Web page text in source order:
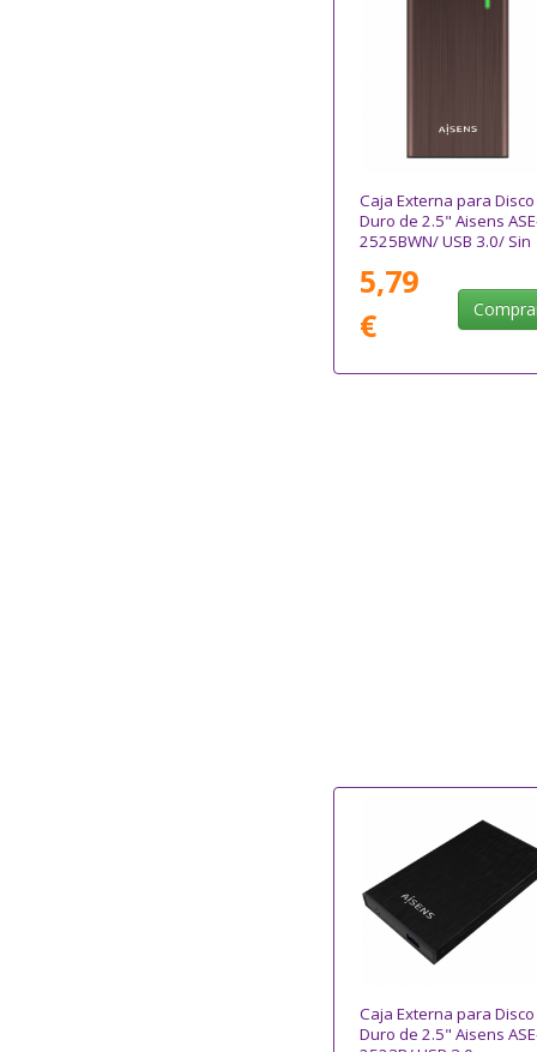
Caja Externa para Disco
Duro de 2.5" Aisens
2525BWN/ USB 3.0/ Sin
5,79
€
Caja Externa para Disco
Duro de 2.5" Aisens